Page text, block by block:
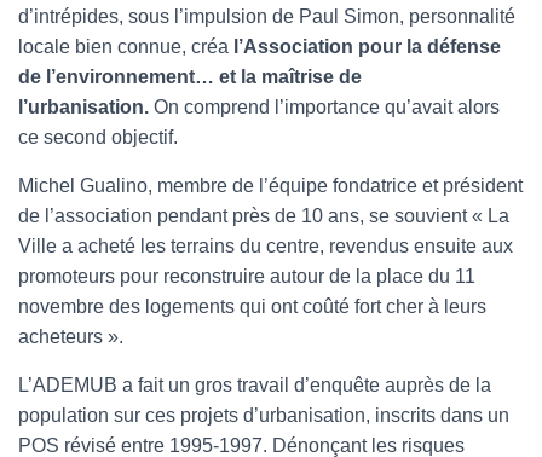
d’intrépides, sous l’impulsion de Paul Simon, personnalité
locale bien connue, créa l’Association pour la défense
de l’environnement… et la maîtrise de
l’urbanisation. On comprend l’importance qu’avait alors
ce second objectif.
Michel Gualino, membre de l’équipe fondatrice et président
de l’association pendant près de 10 ans, se souvient « La
Ville a acheté les terrains du centre, revendus ensuite aux
promoteurs pour reconstruire autour de la place du 11
novembre des logements qui ont coûté fort cher à leurs
acheteurs ».
L’ADEMUB a fait un gros travail d’enquête auprès de la
population sur ces projets d’urbanisation, inscrits dans un
POS révisé entre 1995-1997. Dénonçant les risques